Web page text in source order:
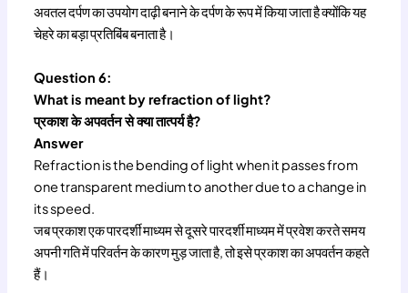
अवतल दर्पण का उपयोग दाढ़ी बनाने के दर्पण के रूप में किया जाता है क्योंकि यह
चेहरे का बड़ा प्रतिबिंब बनाता है।
Question 6:
What is meant by refraction of light?
प्रकाश के अपवर्तन से क्या तात्पर्य है?
Answer
Refraction is the bending of light when it passes from
one transparent medium to another due to a change in
its speed.
जब प्रकाश एक पारदर्शी माध्यम से दूसरे पारदर्शी माध्यम में प्रवेश करते समय
अपनी गति में परिवर्तन के कारण मुड़ जाता है, तो इसे प्रकाश का अपवर्तन कहते
हैं।